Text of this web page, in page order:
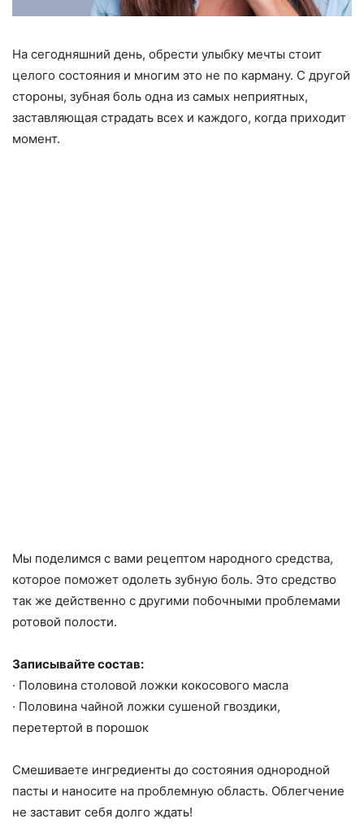
На сегодняшний день, обрести улыбку мечты стоит
целого состояния и многим это не по карману. С другой
стороны, зубная боль одна из самых неприятных,
заставляющая страдать всех и каждого, когда приходит
момент.
Мы поделимся с вами рецептом народного средства,
которое поможет одолеть зубную боль. Это средство
так же действенно с другими побочными проблемами
ротовой полости.
Записывайте состав:
· Половина столовой ложки кокосового масла
· Половина чайной ложки сушеной гвоздики,
перетертой в порошок
Смешиваете ингредиенты до состояния однородной
пасты и наносите на проблемную область. Облегчение
не заставит себя долго ждать!